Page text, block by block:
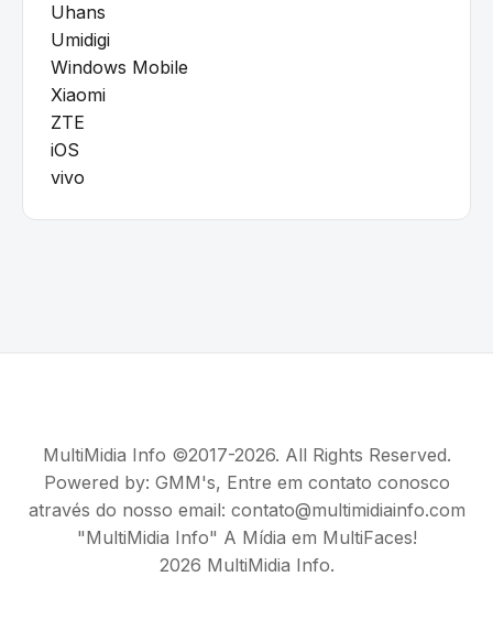
Uhans
Umidigi
Windows Mobile
Xiaomi
ZTE
iOS
vivo
MultiMidia Info ©2017-2026. All Rights Reserved.
Powered by: GMM's, Entre em contato conosco
através do nosso email: contato@multimidiainfo.com
"MultiMidia Info" A Mídia em MultiFaces!
2026 MultiMidia Info.